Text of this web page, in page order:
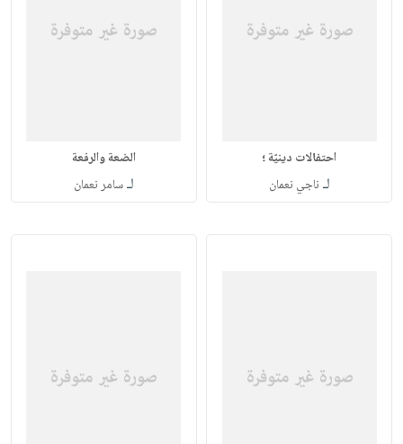
احتفالات دينيّة ؛
لـ ناجي نعمان
الضعة والرفعة
لـسامر نعمان